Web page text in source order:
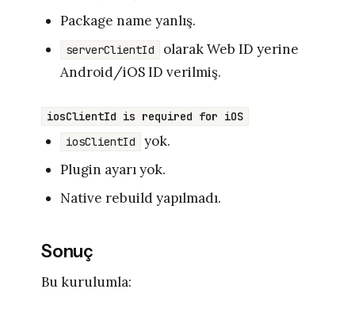
Package name yanlış.
serverClientId
olarak Web ID yerine
Android/iOS ID verilmiş.
iosClientId is required for iOS
iosClientId
yok.
Plugin ayarı yok.
Native rebuild yapılmadı.
Sonuç
Bu kurulumla: